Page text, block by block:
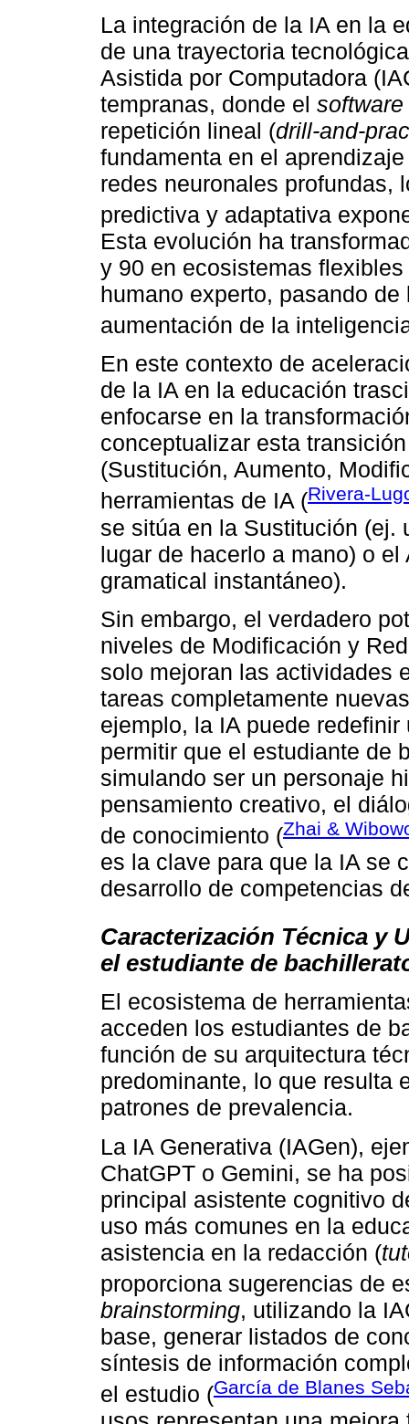
La integración de la IA en la
de una trayectoria
Asistida por Computadora
tempranas, donde el software
repetición lineal (drill-and-
fundamenta en el
redes neuronales profundas,
predictiva y adaptativa
Esta evolución ha
y 90 en ecosistemas
humano experto, pasando
aumentación de la
En este contexto de
de la IA en la educación
enfocarse en la
conceptualizar esta
(Sustitución, Aumento,
herramientas de IA (Rivera-
se sitúa en la Sustitución (ej.
lugar de hacerlo a mano) o
gramatical instantáneo).
Sin embargo, el verdadero
niveles de Modificación y
solo mejoran las actividades
tareas completamente
ejemplo, la IA puede
permitir que el estudiante de
simulando ser un personaje
pensamiento creativo, el
de conocimiento (Zhai &
es la clave para que la IA se
desarrollo de competencias
Caracterización Técnica y
el estudiante de
El ecosistema de
acceden los estudiantes de
función de su arquitectura
predominante, lo que resulta
patrones de prevalencia.
La IA Generativa (IAGen),
ChatGPT o Gemini, se ha
principal asistente cognitivo
uso más comunes en la
asistencia en la redacción (
proporciona sugerencias de
brainstorming, utilizando la
base, generar listados de
síntesis de información
el estudio (García de Blanes